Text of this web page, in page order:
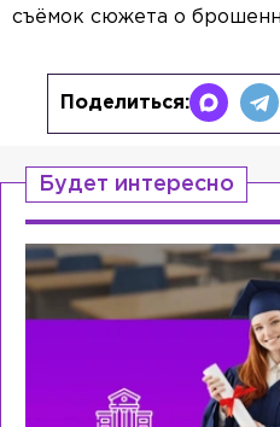
съёмок сюжета о
Поделиться:
Будет интересно